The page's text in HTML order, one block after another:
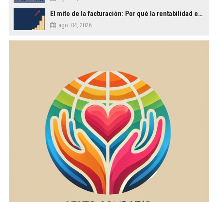
El mito de la facturación: Por qué la rentabilidad es lo único que importa
ago. 04, 2026